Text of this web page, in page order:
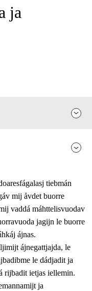
ja
ja ávddama hárráj
tiebmán
mij åvdet buorre
vaddá máhttelisvuodav
jagijn le buorre
ájnas.
ájnegattjajda, le
le dádjadit ja
rijbadit ietjas iellemin.
ja